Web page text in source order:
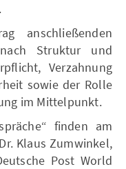
anschließenden
Struktur und
Verzahnung
sowie der Rolle
im Mittelpunkt.
finden am
Klaus Zumwinkel,
Post World